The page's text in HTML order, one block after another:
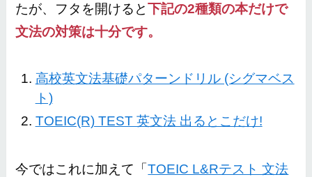
たが、フタを開けると下記の2種類の本だけで
文法の対策は十分です。
高校英文法基礎パターンドリル (シグマベス
ト)
TOEIC(R) TEST 英文法 出るとこだけ!
今ではこれに加えて「TOEIC L&Rテスト 文法